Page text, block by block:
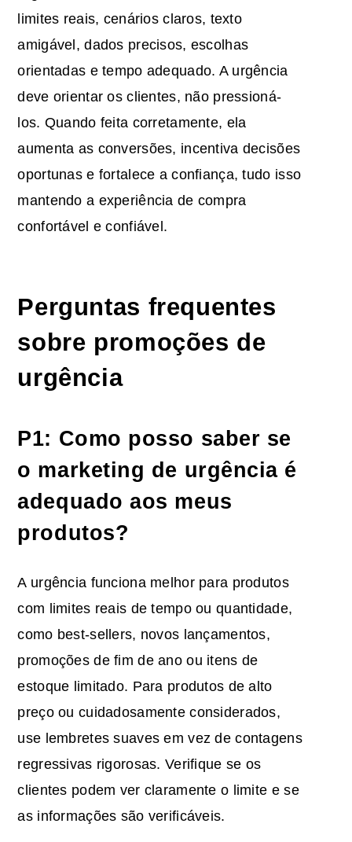
limites reais, cenários claros, texto
amigável, dados precisos, escolhas
orientadas e tempo adequado. A urgência
deve orientar os clientes, não pressioná-
los. Quando feita corretamente, ela
aumenta as conversões, incentiva decisões
oportunas e fortalece a confiança, tudo isso
mantendo a experiência de compra
confortável e confiável.
Perguntas frequentes
sobre promoções de
urgência
P1: Como posso saber se
o marketing de urgência é
adequado aos meus
produtos?
A urgência funciona melhor para produtos
com limites reais de tempo ou quantidade,
como best-sellers, novos lançamentos,
promoções de fim de ano ou itens de
estoque limitado. Para produtos de alto
preço ou cuidadosamente considerados,
use lembretes suaves em vez de contagens
regressivas rigorosas. Verifique se os
clientes podem ver claramente o limite e se
as informações são verificáveis.